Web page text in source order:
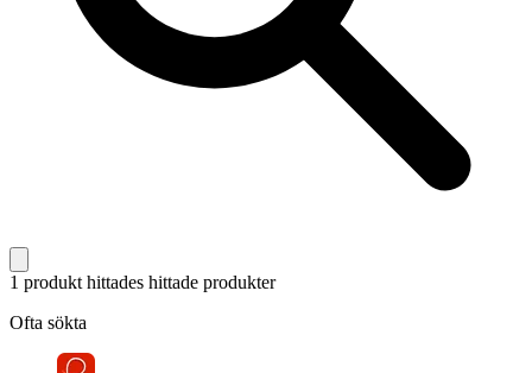
1 produkt hittades hittade produkter
Ofta sökta